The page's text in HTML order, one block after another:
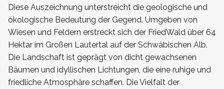
Diese Auszeichnung unterstreicht die geologische und
ökologische Bedeutung der Gegend. Umgeben von
Wiesen und Feldern erstreckt sich der FriedWald über 64
Hektar im Großen Lautertal auf der Schwäbischen Alb.
Die Landschaft ist geprägt von dicht gewachsenen
Bäumen und idyllischen Lichtungen, die eine ruhige und
friedliche Atmosphäre schaffen. Die Vielfalt der